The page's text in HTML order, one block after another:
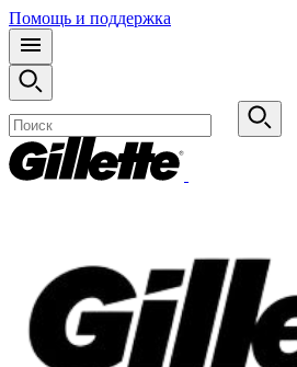
Помощь и поддержка